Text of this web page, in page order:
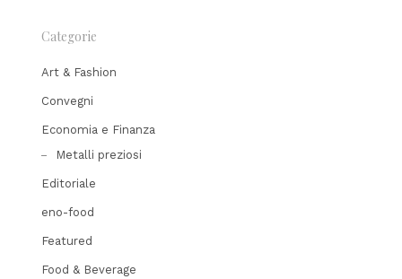
Categorie
Art & Fashion
Convegni
Economia e Finanza
Metalli preziosi
Editoriale
eno-food
Featured
Food & Beverage